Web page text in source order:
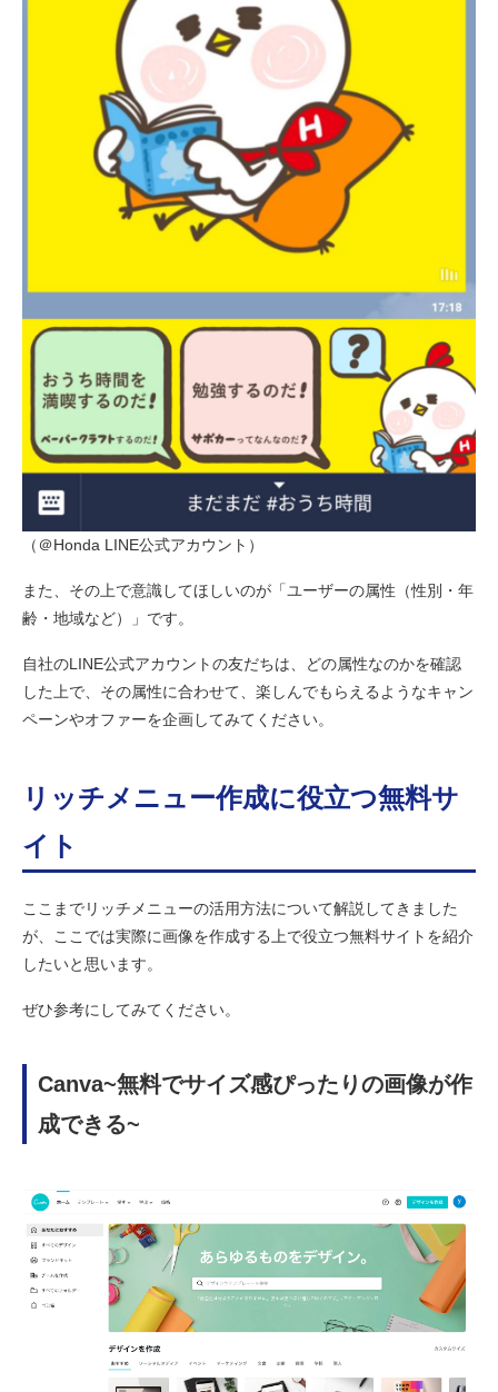
（＠Honda LINE公式アカウント）
また、その上で意識してほしいのが「ユーザーの属性（性別・年
齢・地域など）」です。
自社のLINE公式アカウントの友だちは、どの属性なのかを確認
した上で、その属性に合わせて、楽しんでもらえるようなキャン
ペーンやオファーを企画してみてください。
リッチメニュー作成に役立つ無料サ
イト
ここまでリッチメニューの活用方法について解説してきました
が、ここでは実際に画像を作成する上で役立つ無料サイトを紹介
したいと思います。
ぜひ参考にしてみてください。
Canva~無料でサイズ感ぴったりの画像が作
成できる~